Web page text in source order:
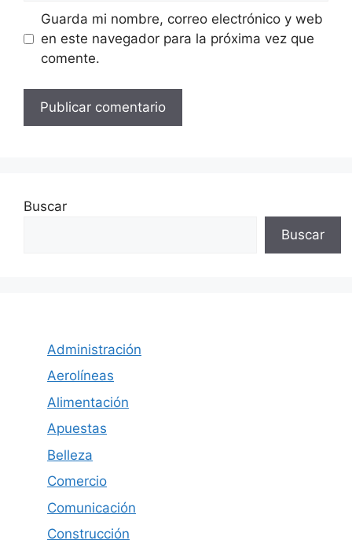
Guarda mi nombre, correo electrónico y web
en este navegador para la próxima vez que
comente.
Buscar
Buscar
Administración
Aerolíneas
Alimentación
Apuestas
Belleza
Comercio
Comunicación
Construcción